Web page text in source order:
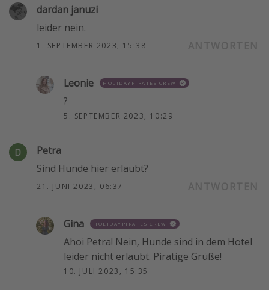
dardan januzi
leider nein.
1. SEPTEMBER 2023, 15:38
Leonie HOLIDAYPIRATES CREW
?
5. SEPTEMBER 2023, 10:29
Petra
Sind Hunde hier erlaubt?
21. JUNI 2023, 06:37
Gina HOLIDAYPIRATES CREW
Ahoi Petra! Nein, Hunde sind in dem Hotel
leider nicht erlaubt. Piratige Grüße!
10. JULI 2023, 15:35